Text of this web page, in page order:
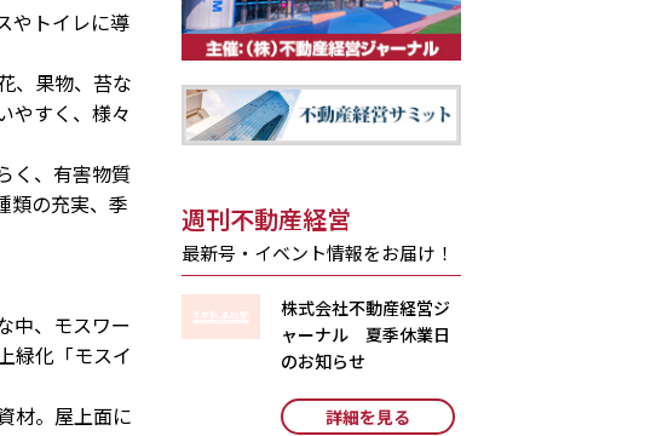
やトイレに導
、果物、苔な
やすく、様々
く、有害物質
類の充実、季
中、モスワー
緑化「モスイ
材。屋上面に
週刊不動産経営
最新号・イベント情報をお届け！
株式会社不動産経営ジ
ャーナル 夏季休業日
のお知らせ
詳細を見る